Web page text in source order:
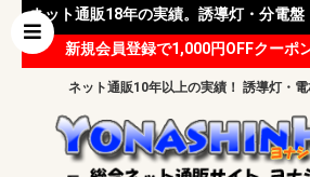
ネット通販18年の実績。誘導灯・分電盤
ーブル等 様々な資材を取り扱って
新規会員登録で1,000円OFFクーポ
ネット通販10年以上の実績！ 誘導灯・